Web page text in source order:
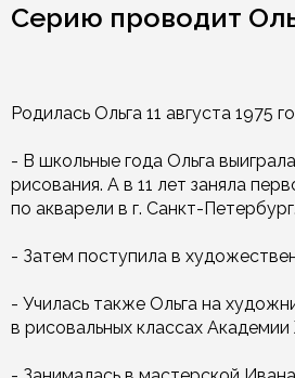
Серию проводит
Родилась Ольга 11 августа 1975
- В школьные года Ольга
рисования. А в 11 лет заняла
по акварели в г. Санкт-Петербург.
- Затем поступила в
- Училась также Ольга на
в рисовальных классах